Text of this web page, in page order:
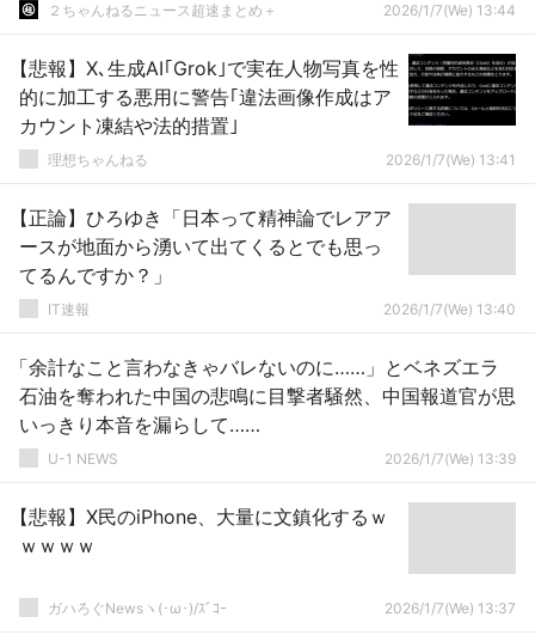
２ちゃんねるニュース超速まとめ＋ 2026/1/7(We) 13:44
【悲報】X､生成AI｢Grok｣で実在人物写真を性
的に加工する悪用に警告｢違法画像作成はア
カウント凍結や法的措置｣
理想ちゃんねる 2026/1/7(We) 13:41
【正論】ひろゆき「日本って精神論でレアア
ースが地面から湧いて出てくるとでも思っ
てるんですか？」
IT速報 2026/1/7(We) 13:40
「余計なこと言わなきゃバレないのに……」とベネズエラ
石油を奪われた中国の悲鳴に目撃者騒然、中国報道官が思
いっきり本音を漏らして……
U-1 NEWS 2026/1/7(We) 13:39
【悲報】X民のiPhone、大量に文鎮化するｗ
ｗｗｗｗ
ガハろぐNewsヽ(･ω･)/ｽﾞｺｰ 2026/1/7(We) 13:37